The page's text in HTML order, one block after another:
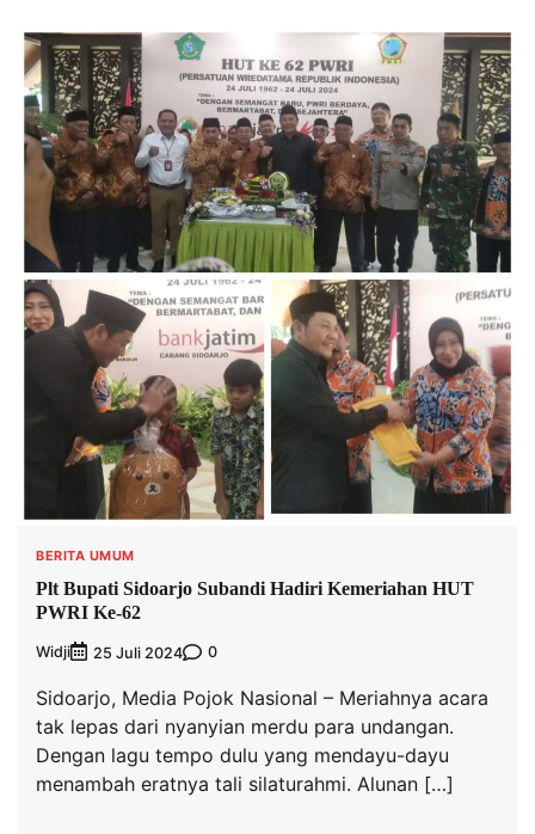
BERITA UMUM
Plt Bupati Sidoarjo Subandi Hadiri Kemeriahan HUT
PWRI Ke-62
Widji 25 Juli 2024 0
Sidoarjo, Media Pojok Nasional – Meriahnya acara
tak lepas dari nyanyian merdu para undangan.
Dengan lagu tempo dulu yang mendayu-dayu
menambah eratnya tali silaturahmi. Alunan […]